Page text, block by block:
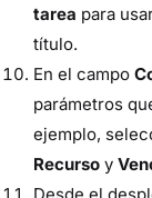
tarea para
título.
En el campo
parámetros
ejemplo,
Recurso y
Desde el